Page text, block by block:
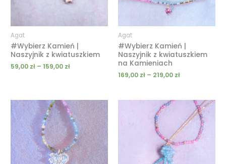
Agat
#Wybierz Kamień |
Naszyjnik z kwiatuszkiem
59,00 zł – 159,00 zł
Agat
#Wybierz Kamień |
Naszyjnik z kwiatuszkiem
na Kamieniach
169,00 zł – 219,00 zł
Zakres
cen:
od
189,00 zł
do
259,00 zł
Zakres
cen:
od
219,00 zł
269,00 zł